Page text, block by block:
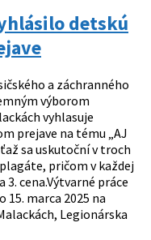
detskú
a záchranného
výborom
vyhlasuje
prejave na tému „AJ
sa uskutoční v troch
pričom v každej
3. cena.Výtvarné práce
marca 2025 na
Legionárska